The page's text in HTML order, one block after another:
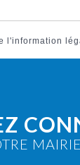
l'information
MAIRIE